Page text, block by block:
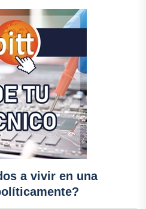
a vivir en una